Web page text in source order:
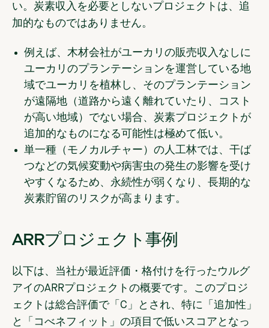
い。炭素収入を必要としないプロジェクトは、追
加的なものではありません。
例えば、木材会社がユーカリの販売収入なしに
ユーカリのプランテーションを運営している地
域でユーカリを植林し、そのプランテーション
が遠隔地（道路から遠く離れていたり、コスト
が高い地域）でない場合、炭素プロジェクトが
追加的なものになる可能性は極めて低い。
単一種（モノカルチャー）の人工林では、干ば
つなどの気候変動や病害虫の発生の影響を受け
やすくなるため、永続性が弱くなり、長期的な
炭素貯留のリスクが高まります。
ARRプロジェクト事例
以下は、当社が最近評価・格付けを行ったウルグ
アイのARRプロジェクトの概要です。このプロジ
ェクトは総合評価で「C」とされ、特に「追加性」
と「コべネフィット」の項目で低いスコアとなっ